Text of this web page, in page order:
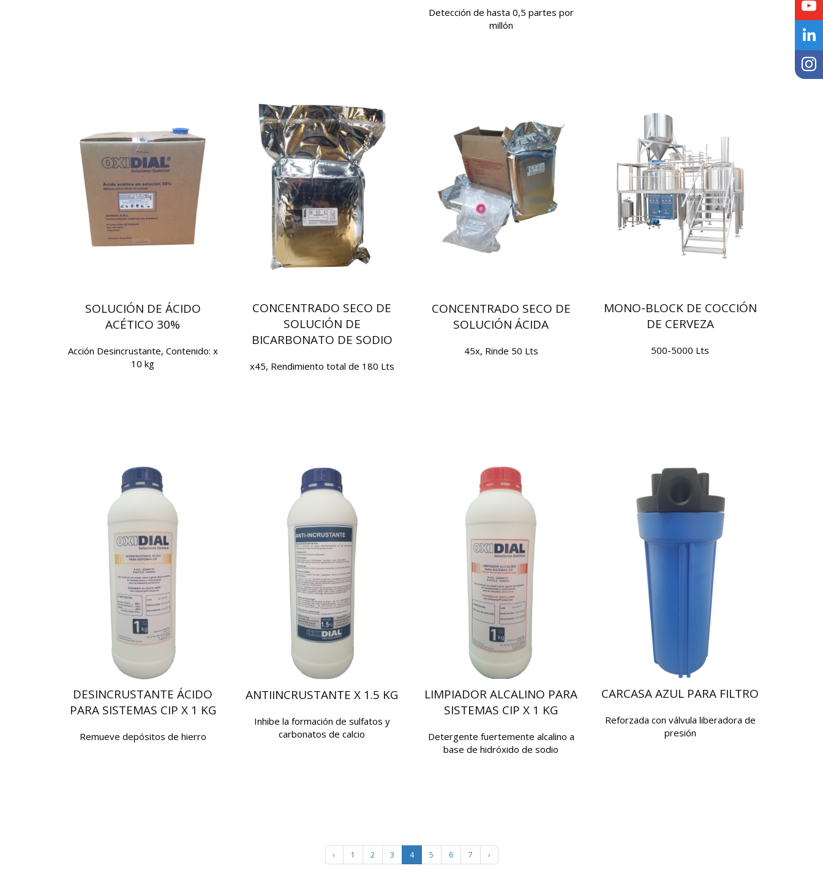
Detección de hasta 0,5 partes por
millón
SOLUCIÓN DE ÁCIDO
ACÉTICO 30%
Acción Desincrustante, Contenido: x
10 kg
CONCENTRADO SECO DE
SOLUCIÓN DE
BICARBONATO DE SODIO
x45, Rendimiento total de 180 Lts
CONCENTRADO SECO DE
SOLUCIÓN ÁCIDA
45x, Rinde 50 Lts
MONO-BLOCK DE COCCIÓN
DE CERVEZA
500-5000 Lts
DESINCRUSTANTE ÁCIDO
PARA SISTEMAS CIP X 1 KG
Remueve depósitos de hierro
ANTIINCRUSTANTE X 1.5 KG
Inhibe la formación de sulfatos y
carbonatos de calcio
LIMPIADOR ALCALINO PARA
SISTEMAS CIP X 1 KG
Detergente fuertemente alcalino a
base de hidróxido de sodio
CARCASA AZUL PARA FILTRO
Reforzada con válvula liberadora de
presión
‹ 1 2 3 4 5 6 7 ›